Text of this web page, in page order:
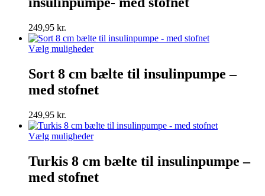
varianter.
vælges
på
varesiden
249,95 kr.
Vælg mulighederDette
har
flere
varianter.
vælges
på
varesiden
Sort 8 cm bælte til insulinpumpe –
med stofnet
249,95 kr.
Vælg mulighederDette
har
flere
varianter.
Turkis 8 cm bælte til insulinpumpe –
med stofnet